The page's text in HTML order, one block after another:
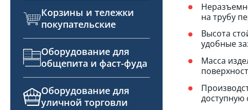
Корзины и тележки
покупательские
Оборудование для
общепита и фаст-фуда
Оборудование для
уличной торговли
на трубу
Высота
удобные
Масса
доступную